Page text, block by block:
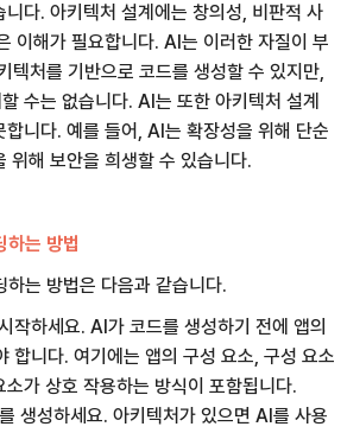
다. 아키텍처 설계에는 창의성, 비판적 사
이해가 필요합니다. AI는 이러한 자질이 부
텍처를 기반으로 코드를 생성할 수 있지만,
수는 없습니다. AI는 또한 아키텍처 설계
니다. 예를 들어, AI는 확장성을 위해 단순
위해 보안을 희생할 수 있습니다.
하는 방법
는 방법은 다음과 같습니다.
작하세요. AI가 코드를 생성하기 전에 앱의
합니다. 여기에는 앱의 구성 요소, 구성 요소
가 상호 작용하는 방식이 포함됩니다.
생성하세요. 아키텍처가 있으면 AI를 사용